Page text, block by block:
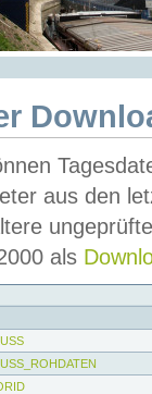
aus den
als